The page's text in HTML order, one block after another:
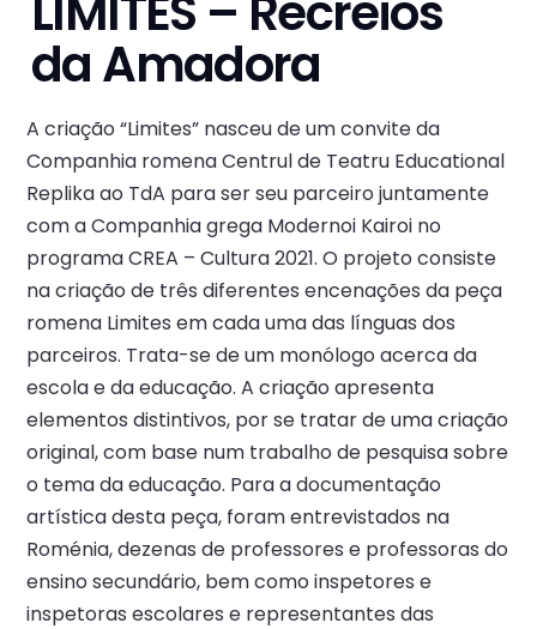
da Amadora
A criação “Limites” nasceu de um convite da
Companhia romena Centrul de Teatru Educational
Replika ao TdA para ser seu parceiro juntamente
com a Companhia grega Modernoi Kairoi no
programa CREA – Cultura 2021. O projeto consiste
na criação de três diferentes encenações da peça
romena Limites em cada uma das línguas dos
parceiros. Trata-se de um monólogo acerca da
escola e da educação. A criação apresenta
elementos distintivos, por se tratar de uma criação
original, com base num trabalho de pesquisa sobre
o tema da educação. Para a documentação
artística desta peça, foram entrevistados na
Roménia, dezenas de professores e professoras do
ensino secundário, bem como inspetores e
inspetoras escolares e representantes das